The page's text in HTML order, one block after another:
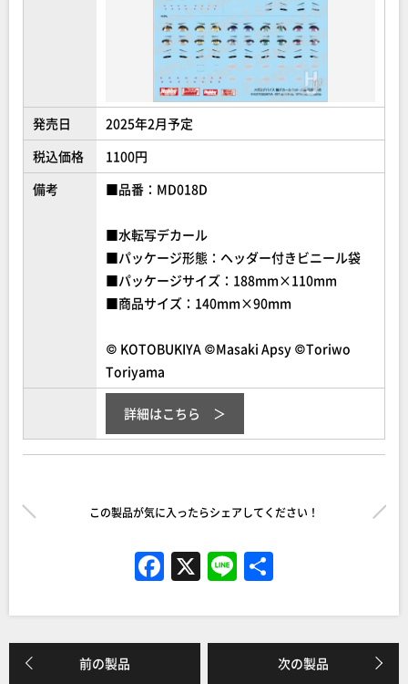
発売日
2025年2月予定
税込価格
1100円
備考
■品番：MD018D
■水転写デカール
■パッケージ形態：ヘッダー付きビニール袋
■パッケージサイズ：188mm×110mm
■商品サイズ：140mm×90mm
© KOTOBUKIYA ©Masaki Apsy ©Toriwo
Toriyama
詳細はこちら
この製品が気に入ったらシェアしてください！
F
c
e
X Li
e
前の製品 次の製品